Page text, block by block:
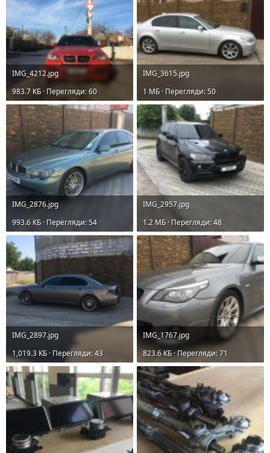
IMG_4212.jpg
983.7 КБ · Перегляди: 60
IMG_3615.jpg
1 MБ · Перегляди: 50
IMG_2876.jpg
993.6 КБ · Перегляди: 54
IMG_2957.jpg
1.2 MБ · Перегляди: 48
IMG_2897.jpg
1,019.3 КБ · Перегляди: 43
IMG_1767.jpg
823.6 КБ · Перегляди: 71